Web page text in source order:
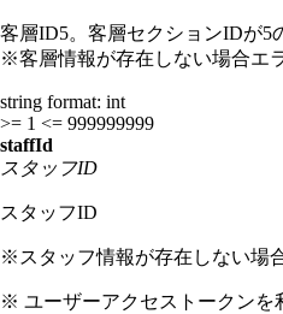
客層ID5。客層セクションIDが5
※客層情報が存在しない場合エ
string format: int
>= 1 <= 999999999
staffId
スタッフID
スタッフID
※スタッフ情報が存在しない場
※ ユーザーアクセストークンを